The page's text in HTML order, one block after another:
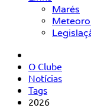
Marés
O Clube
Notícias
Tags
2026